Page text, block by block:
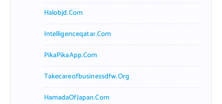
Halobjd.com
Intelligenceqatar.com
PikaPikaApp.com
Takecareofbusinessdfw.org
HamadaOfJapan.com